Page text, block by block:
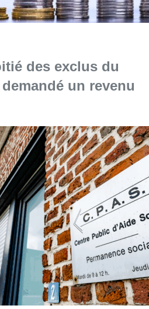
l'article "Plus de la moitié des
- 09h17